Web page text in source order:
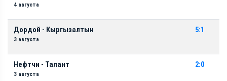
4 августа
Дордой - Кыргызалтын
3 августа
5:1
Нефтчи - Талант
3 августа
2:0